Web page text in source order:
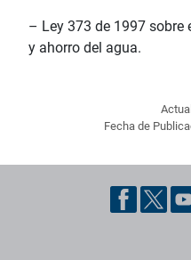
– Ley 373 de 1997 sobre
y ahorro del agua.
Fecha de
Pie de página con